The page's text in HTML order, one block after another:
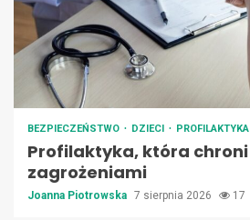
BEZPIECZEŃSTWO DZIECI PROFILAKTYKA
Profilaktyka, która
zagrożeniami
Joanna Piotrowska 7 sierpnia 2026 17